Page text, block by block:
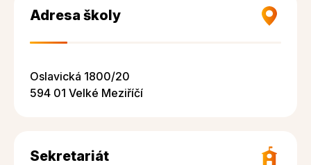
Adresa školy
Oslavická 1800/20
594 01 Velké Meziříčí
Sekretariát